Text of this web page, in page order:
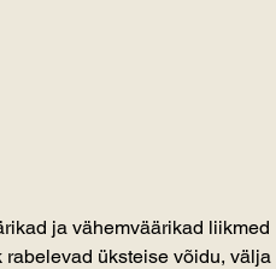
ja vähemväärikad liikmed
üksteise võidu, välja